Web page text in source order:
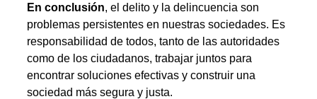
En conclusión, el delito y la delincuencia son
problemas persistentes en nuestras sociedades. Es
responsabilidad de todos, tanto de las autoridades
como de los ciudadanos, trabajar juntos para
encontrar soluciones efectivas y construir una
sociedad más segura y justa.